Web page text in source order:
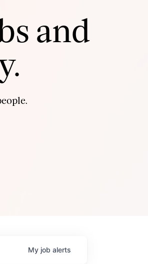
and
My job alerts